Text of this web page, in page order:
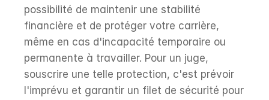
possibilité de maintenir une stabilité
financière et de protéger votre carrière,
même en cas d'incapacité temporaire ou
permanente à travailler. Pour un juge,
souscrire une telle protection, c'est prévoir
l'imprévu et garantir un filet de sécurité pour